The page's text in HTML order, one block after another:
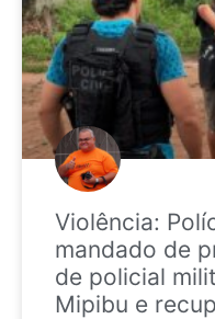
Violência:
mandado de
de policial
Mipibu e